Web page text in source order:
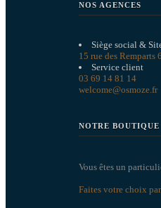
NOS AGENCES
Siège social &
15 rue des
Service client
03 69 14 81 14
welcome@osmoze.fr
NOTRE
Vous êtes un
Faites votre choix